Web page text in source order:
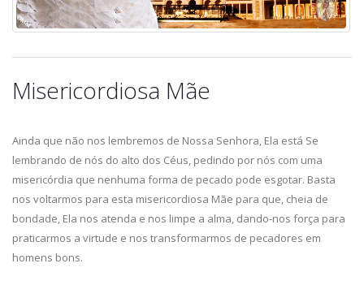
Misericordiosa Mãe
Ainda que não nos lembremos de Nossa Senhora, Ela está Se
lembrando de nós do alto dos Céus, pedindo por nós com uma
misericórdia que nenhuma forma de pecado pode esgotar. Basta
nos voltarmos para esta misericordiosa Mãe para que, cheia de
bondade, Ela nos atenda e nos limpe a alma, dando-nos força para
praticarmos a virtude e nos transformarmos de pecadores em
homens bons.